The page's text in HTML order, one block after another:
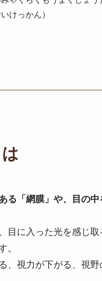
けっかん）
る「網膜」や、目の
目に入った光を感じ
。
、視力が下がる、視野